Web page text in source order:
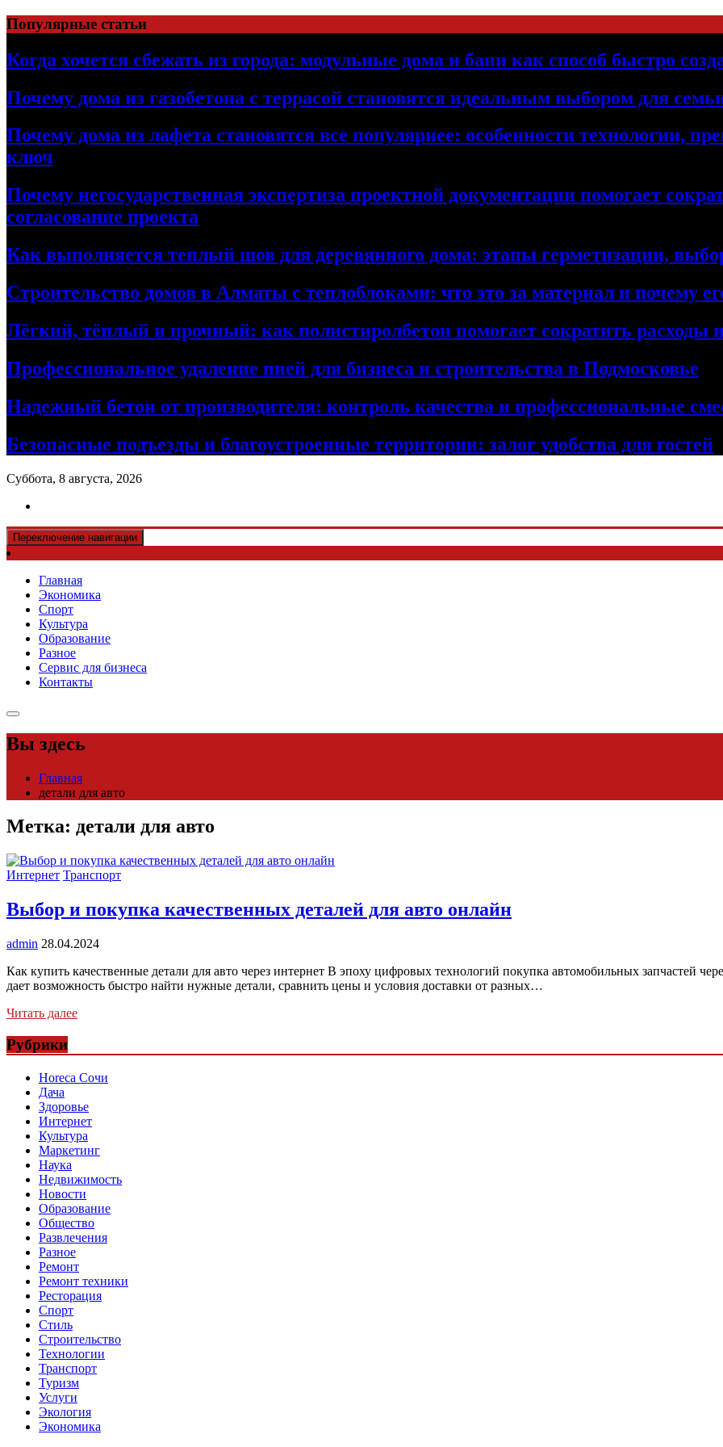
Перейти
к
содержимому
Популярные статьи
Когда хочется сбежать из города: модульные дома и бани как способ быстро
Почему дома из газобетона с террасой становятся идеальным выбором для
Почему дома из лафета становятся все популярнее: особенности технологии,
ключ
Почему негосударственная экспертиза проектной документации помогает
согласование проекта
Как выполняется теплый шов для деревянного дома: этапы герметизации,
Строительство домов в Алматы с теплоблоками: что это за материал и почему
Лёгкий, тёплый и прочный: как полистиролбетон помогает сократить расходы
Профессиональное удаление пней для бизнеса и строительства в Подмосковье
Надежный бетон от производителя: контроль качества и профессиональные
Безопасные подъезды и благоустроенные территории: залог удобства для гостей
Суббота, 8 августа, 2026
Переключение навигации
Главная
Экономика
Спорт
Культура
Образование
Разное
Сервис для бизнеса
Контакты
Вы здесь
Главная
детали для авто
Метка: детали для авто
Интернет Транспорт
Выбор и покупка качественных деталей для авто онлайн
admin 28.04.2024
Как купить качественные детали для авто через интернет В эпоху цифровых технологий покупка автомобильных запчастей
дает возможность быстро найти нужные детали, сравнить цены и условия доставки от разных…
Читать далее
Рубрики
Horeca Сочи
Дача
Здоровье
Интернет
Культура
Маркетинг
Наука
Недвижимость
Новости
Образование
Общество
Развлечения
Разное
Ремонт
Ремонт техники
Ресторация
Спорт
Стиль
Строительство
Технологии
Транспорт
Туризм
Услуги
Экология
Экономика